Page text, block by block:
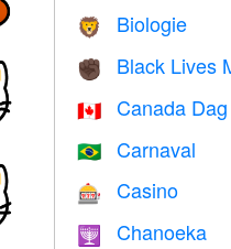
🦁 Biologie
✊🏿 Black Lives
🇨🇦 Canada Dag
🇧🇷 Carnaval
🎰 Casino
🕎 Chanoeka